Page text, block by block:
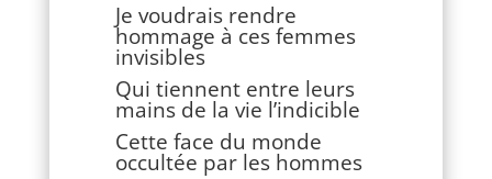
Je voudrais rendre
hommage à ces femmes
invisibles
Qui tiennent entre leurs
mains de la vie l’indicible
Cette face du monde
occultée par les hommes